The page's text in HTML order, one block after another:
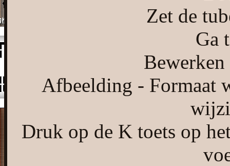
Zet de
Ga
Afbeelding - Formaat
Druk op de K toets op